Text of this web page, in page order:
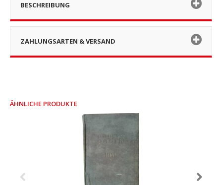
BESCHREIBUNG
ZAHLUNGSARTEN & VERSAND
ÄHNLICHE PRODUKTE